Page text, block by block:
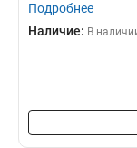
Подробнее
Наличие: В